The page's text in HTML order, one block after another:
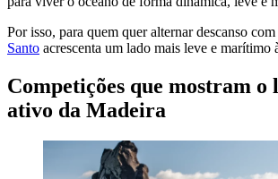
Por isso, para quem quer alternar descanso com
Santo acrescenta um lado mais leve e marítimo
Competições que mostram o
ativo da Madeira